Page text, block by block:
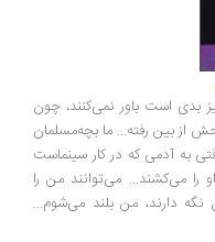
باور نمی‌کنند، چون
رفته... ما بچه‌مسلمان
که در کار سینماست
می‌توانند من را
من بلند می‌شوم...